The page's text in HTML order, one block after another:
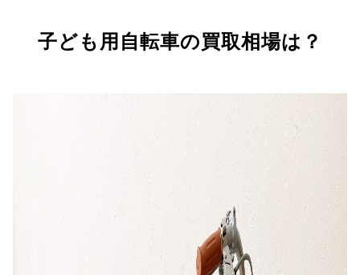
子ども用自転車の買取相場は？